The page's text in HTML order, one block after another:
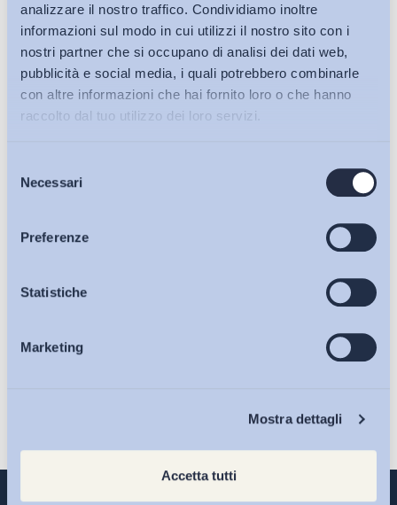
analizzare il nostro traffico. Condividiamo inoltre
informazioni sul modo in cui utilizzi il nostro sito con i
nostri partner che si occupano di analisi dei dati web,
pubblicità e social media, i quali potrebbero combinarle
con altre informazioni che hai fornito loro o che hanno
raccolto dal tuo utilizzo dei loro servizi.
delNecessari
Preferenze
Statistiche
Marketing
Mostra dettagli
Accetta tutti
Bollettini ADAPT
Articoli
Osservatori
Eventi
Ho letto e Accetto il trattamento dei dati personali descritti
Iscriviti